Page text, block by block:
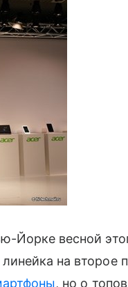
Йорке весной
на второе
, но о